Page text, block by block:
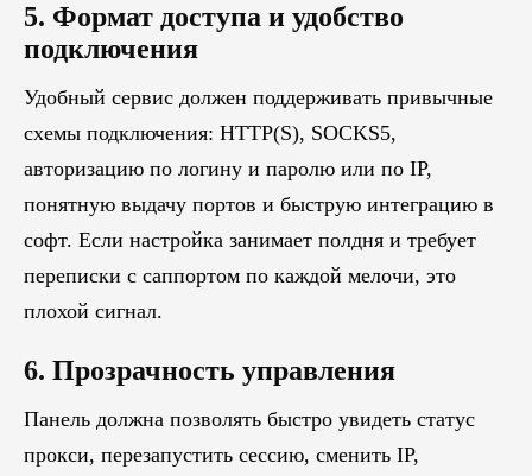
5. Формат доступа и удобство
подключения
Удобный сервис должен поддерживать привычные
схемы подключения: HTTP(S), SOCKS5,
авторизацию по логину и паролю или по IP,
понятную выдачу портов и быструю интеграцию в
софт. Если настройка занимает полдня и требует
переписки с саппортом по каждой мелочи, это
плохой сигнал.
6. Прозрачность управления
Панель должна позволять быстро увидеть статус
прокси, перезапустить сессию, сменить IP,